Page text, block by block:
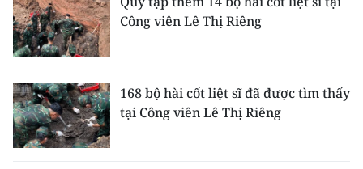
Công viên Lê Thị Riêng
168 bộ hài cốt liệt sĩ đã được tìm thấy
tại Công viên Lê Thị Riêng